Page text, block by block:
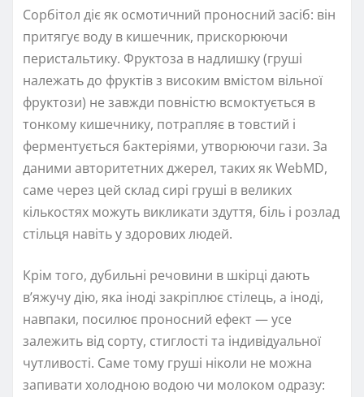
Сорбітол діє як осмотичний проносний засіб: він
притягує воду в кишечник, прискорюючи
перистальтику. Фруктоза в надлишку (груші
належать до фруктів з високим вмістом вільної
фруктози) не завжди повністю всмоктується в
тонкому кишечнику, потрапляє в товстий і
ферментується бактеріями, утворюючи гази. За
даними авторитетних джерел, таких як WebMD,
саме через цей склад сирі груші в великих
кількостях можуть викликати здуття, біль і розлад
стільця навіть у здорових людей.
Крім того, дубильні речовини в шкірці дають
в’яжучу дію, яка іноді закріплює стілець, а іноді,
навпаки, посилює проносний ефект — усе
залежить від сорту, стиглості та індивідуальної
чутливості. Саме тому груші ніколи не можна
запивати холодною водою чи молоком одразу: